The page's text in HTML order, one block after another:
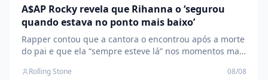
A$AP Rocky revela que Rihanna o ‘segurou
quando estava no ponto mais baixo’
Rapper contou que a cantora o encontrou após a morte
do pai e que ela “sempre esteve lá” nos momentos mais
Rihanna o ‘segurou quando estava no ponto mais baixo’
Rolling Stone 08/08